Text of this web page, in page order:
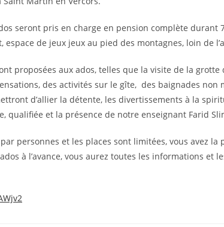
seront pris en charge en pension complète durant
de jeux jeux au pied des montagnes, loin de
proposées aux ados, telles que la visite de la
des activités sur le gîte, des baignades non
d’allier la détente, les divertissements à la
qualifiée et la présence de notre enseignant Farid
personnes et les places sont limitées, vous avez
à l’avance, vous aurez toutes les informations et